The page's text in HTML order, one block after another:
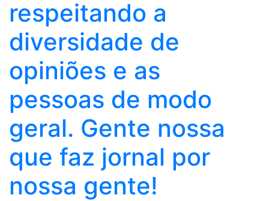
respeitando a
diversidade de
opiniões e as
pessoas de modo
geral. Gente nossa
que faz jornal por
nossa gente!